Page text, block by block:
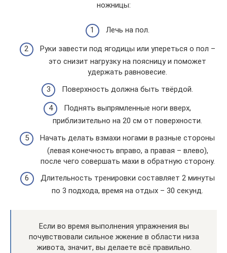
ножницы:
Лечь на пол.
Руки завести под ягодицы или упереться о пол –
это снизит нагрузку на поясницу и поможет
удержать равновесие.
Поверхность должна быть твёрдой.
Поднять выпрямленные ноги вверх,
приблизительно на 20 см от поверхности.
Начать делать взмахи ногами в разные стороны
(левая конечность вправо, а правая – влево),
после чего совершать махи в обратную сторону.
Длительность тренировки составляет 2 минуты
по 3 подхода, время на отдых – 30 секунд.
Если во время выполнения упражнения вы
почувствовали сильное жжение в области низа
живота, значит, вы делаете всё правильно.